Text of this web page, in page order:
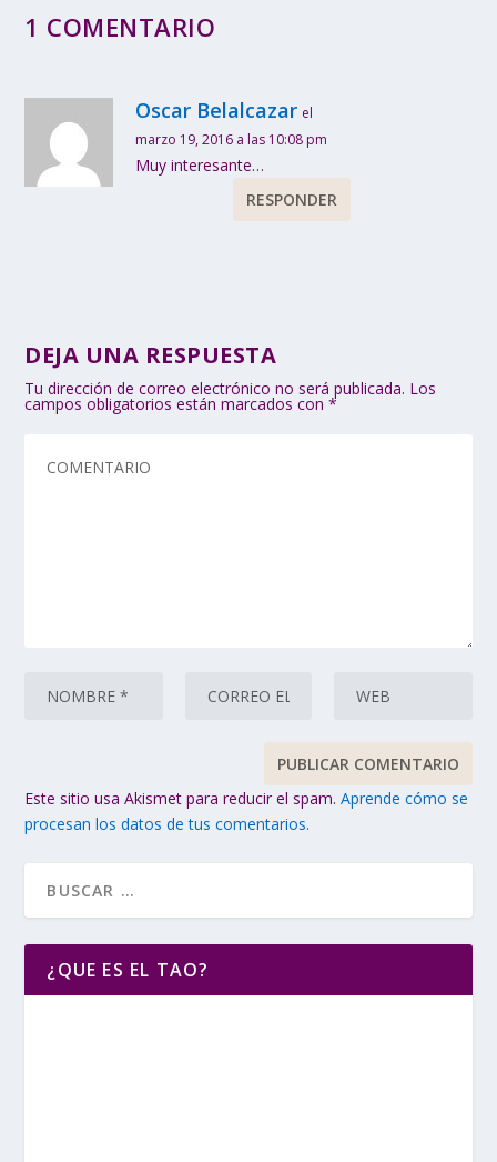
1 COMENTARIO
Oscar Belalcazar el
marzo 19, 2016 a las 10:08 pm
Muy interesante…
RESPONDER
DEJA UNA RESPUESTA
Tu dirección de correo electrónico no será publicada. Los
campos obligatorios están marcados con*
Este sitio usa Akismet para reducir el spam.Aprende cómo se
procesan los datos de tus comentarios.
¿QUE ES EL TAO?